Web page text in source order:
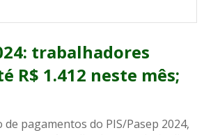
trabalhadores
R$ 1.412 neste mês;
pagamentos do PIS/Pasep 2024,